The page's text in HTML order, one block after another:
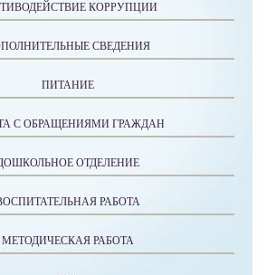
КОРРУПЦИИ
СВЕДЕНИЯ
ПИТАНИЕ
С ОБРАЩЕНИЯМИ ГРАЖДАН
ОТДЕЛЕНИЕ
РАБОТА
МЕТОДИЧЕСКАЯ РАБОТА